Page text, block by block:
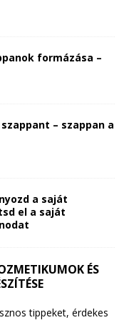
formázása –
– szappan a
a saját
el a saját
ÉS
tippeket, érdekes